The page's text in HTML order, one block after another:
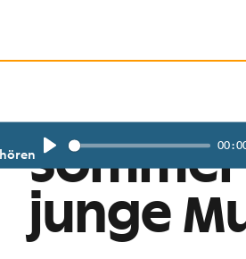
Play
junge